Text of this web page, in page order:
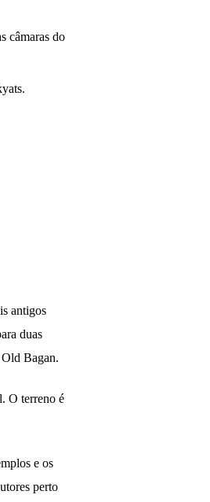
câmaras do
antigos
duas
Bagan.
O terreno é
e os
perto